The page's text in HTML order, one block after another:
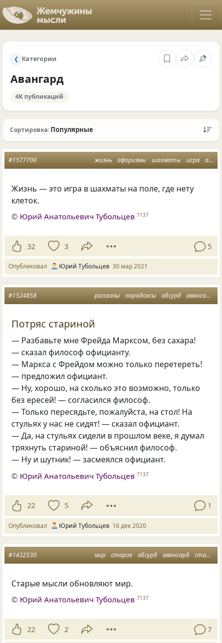
❮ Категории
Авангард
4K публикаций
Сортировка: Популярные
жизнь афоризмы шахматы игра авангард
#1577700
Жизнь — это игра в шахматы на поле, где нету
клеток.
© Юрий Анатольевич Тубольцев 7137
32 3 5
Опубликовал Юрий Тубольцев 30 мар 2021
рассказы парадоксы абсурд авангард
#1524858
Потряс стариной
— Разбавьте мне Фрейда Марксом, без сахара!
— сказал философ официанту.
— Маркса с Фрейдом можно только перетереть!
— предложил официант.
— Ну, хорошо, на сколько это возможно, только
без ересей! — согласился философ.
— Только пересядьте, пожалуйста, на стол! На
стульях у нас не сидят! — сказал официант.
— Да, на стульях сидели в прошлом веке, я думал
тряхнуть стариной! — объяснил философ.
— Ну и шутник! — засмеялся официант.
© Юрий Анатольевич Тубольцев 7137
22 5 1
Опубликовал Юрий Тубольцев 16 дек 2020
мир старое абсурд авангард старые мысли
#1432530
Старые мысли обновляют мир.
© Юрий Анатольевич Тубольцев 7137
22 2 7